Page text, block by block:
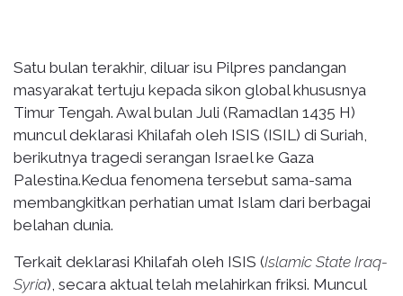
Satu bulan terakhir, diluar isu Pilpres pandangan
masyarakat tertuju kepada sikon global khususnya
Timur Tengah. Awal bulan Juli (Ramadlan 1435 H)
muncul deklarasi Khilafah oleh ISIS (ISIL) di Suriah,
berikutnya tragedi serangan Israel ke Gaza
Palestina.Kedua fenomena tersebut sama-sama
membangkitkan perhatian umat Islam dari berbagai
belahan dunia.
Terkait deklarasi Khilafah oleh ISIS (Islamic State Iraq-
Syria), secara aktual telah melahirkan friksi. Muncul